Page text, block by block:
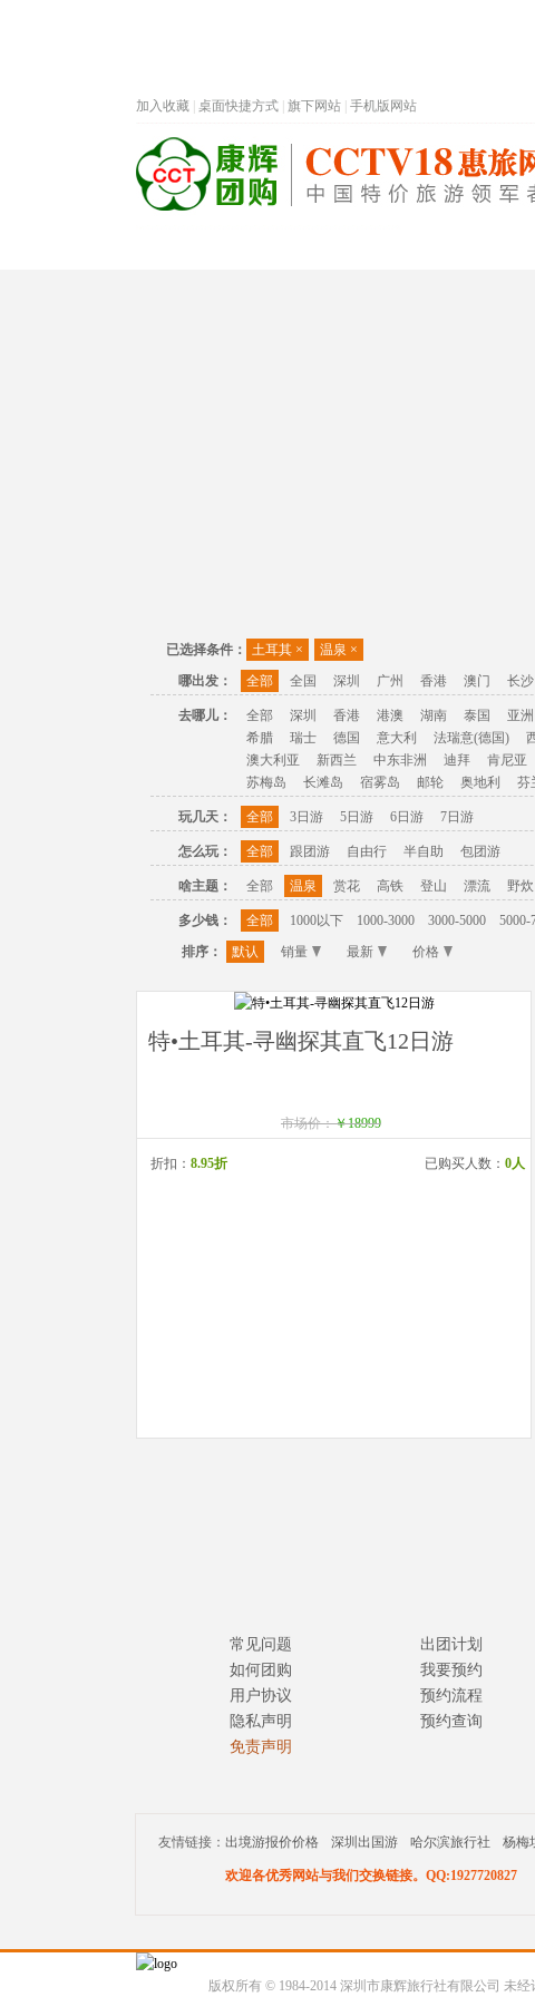
加入收藏 桌面快捷方式 旗下网站 手机版网站
已选择条件： 土耳其 × 温泉 ×
哪出发：
全部 全国 深圳 广州 香港 澳门 长沙
去哪儿： 全部 深圳 香港 港澳 湖南 泰国 亚洲
希腊
瑞士 德国 意大利 法瑞意(德国)
澳大利亚
新西兰 中东非洲 迪拜 肯尼亚
苏梅岛
长滩岛 宿雾岛 邮轮 奥地利 芬
玩几天： 全部 3日游 5日游 6日游 7日游
怎么玩： 全部 跟团游 自由行 半自助 包团游
啥主题： 全部 温泉 赏花 高铁 登山 漂流 野炊
多少钱： 全部 1000以下 1000-3000 3000-5000 5000-
排序：
默认 销量 最新 价格
特•土耳其-寻幽探其直飞12日游
市场价：￥18999
折扣： 8.95折 已购买人数： 0人
常见问题
如何团购
用户协议
隐私声明
免责声明
出团计划
我要预约
预约流程
预约查询
友情链接： 出境游报价价格 深圳出国游 哈尔滨旅行社 杨梅
欢迎各优秀网站与我们交换链接。QQ:1927720827
版权所有 © 1984-2014 深圳市康辉旅行社有限公司 未